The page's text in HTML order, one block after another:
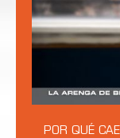
POR QUÉ